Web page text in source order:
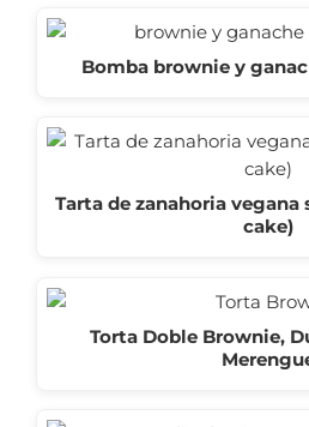
Bomba brownie y
Tarta de zanahoria
cake)
Torta Doble Brownie,